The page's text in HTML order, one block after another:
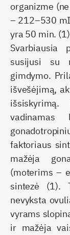
organizme
– 212–530
yra 50 min.
Svarbiausia
susijusi su
gimdymo.
išvešėjimą,
vadinamas
faktoriaus
mažėja
(moterims –
sintezė (1).
nevyksta
vyrams
ir mažėja